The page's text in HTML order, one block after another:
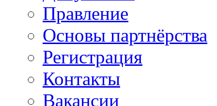
Правление
Основы партнёрства
Регистрация
Контакты
Вакансии